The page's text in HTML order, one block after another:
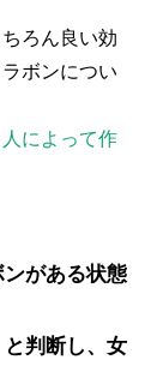
ろん良い効
ボンについ
によって作
がある状態
判断し、女